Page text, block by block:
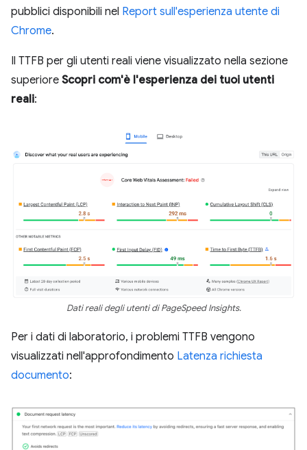
pubblici disponibili nel Report sull'esperienza utente di
Chrome.
Il TTFB per gli utenti reali viene visualizzato nella sezione
superiore Scopri com'è l'esperienza dei tuoi utenti
reali:
Dati reali degli utenti di PageSpeed Insights.
Per i dati di laboratorio, i problemi TTFB vengono
visualizzati nell'approfondimento Latenza richiesta
documento: